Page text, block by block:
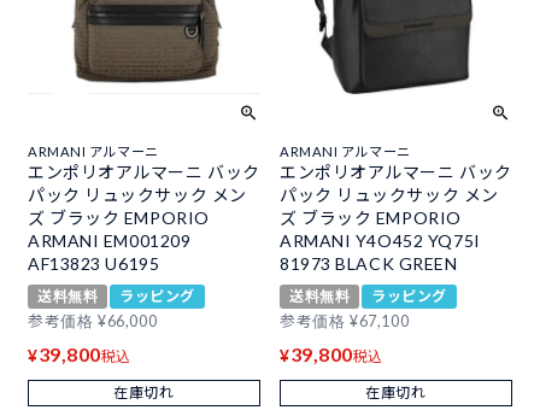
ARMANI アルマーニ
エンポリオアルマーニ バック
パック リュックサック メン
ズ ブラック EMPORIO
ARMANI EM001209
AF13823 U6195
送料無料
ラッピング
参考価格 ¥66,000
¥39,800税込
在庫切れ
ARMANI アルマーニ
エンポリオアルマーニ バック
パック リュックサック メン
ズ ブラック EMPORIO
ARMANI Y4O452 YQ75I
81973 BLACK GREEN
送料無料
ラッピング
参考価格 ¥67,100
¥39,800税込
在庫切れ